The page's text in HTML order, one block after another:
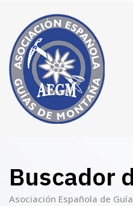
Buscador
Asociación Española de